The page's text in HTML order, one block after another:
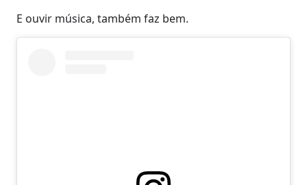
E ouvir música, também faz bem.